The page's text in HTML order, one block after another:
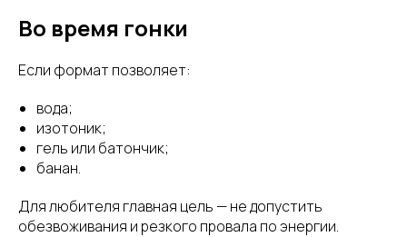
Во время гонки
Если формат позволяет:
вода;
изотоник;
гель или батончик;
банан.
Для любителя главная цель — не допустить
обезвоживания и резкого провала по энергии.